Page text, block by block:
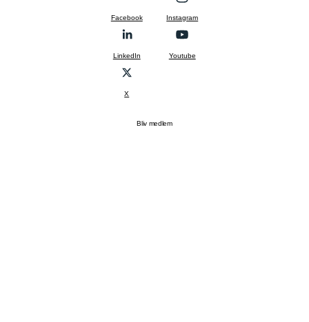
Facebook Instagram
LinkedIn Youtube
X
Bliv medlem